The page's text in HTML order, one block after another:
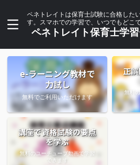
ペネトレイトは保育士試験に合格した
す。スマホでの学習で、いつでもどこ
ペネトレイト保育士学
e-ラーニング教材で
力試し
無料でご利用いただけます
正
無料
講座で資格試験の要点
を学ぶ
無料のユーチューブ動画で学習
できます